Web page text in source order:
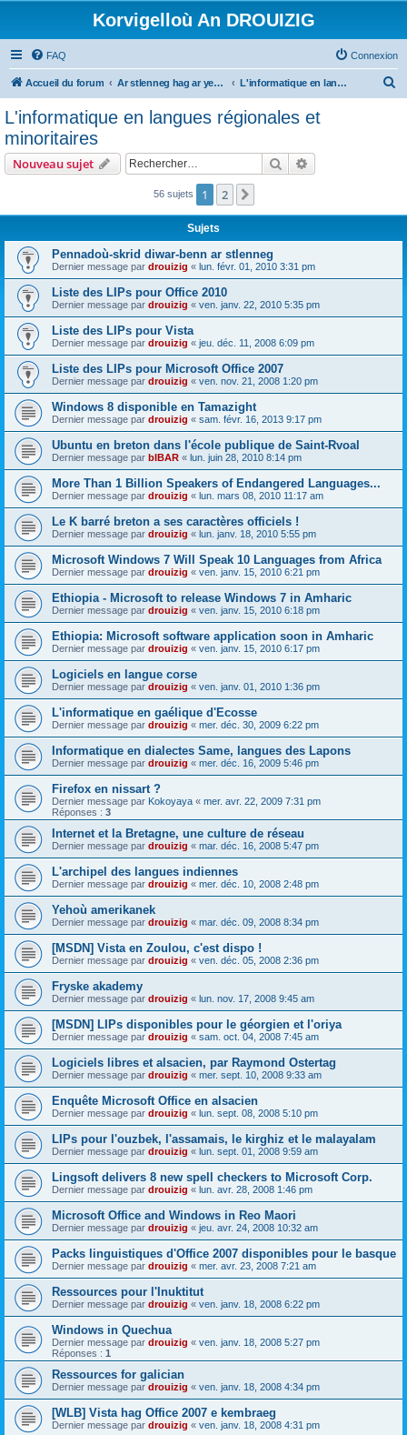
Korvigelloù An DROUIZIG
FAQ Connexion
Accueil du forum Ar stlenneg hag ar yezhoù bihan er bed a-bezh L'informatique en langues régionales et minoritaires
c
r
L'informatique en langues régionales et
minoritaires
Nouveau sujet Rechercher
56 sujets 1 2
Sujets
Pennadoù-skrid diwar-benn ar stlenneg
Dernier message par drouizig « lun. févr. 01, 2010 3:31 pm
Liste des LIPs pour Office 2010
Dernier message par drouizig « ven. janv. 22, 2010 5:35 pm
Liste des LIPs pour Vista
Dernier message par drouizig « jeu. déc. 11, 2008 6:09 pm
Liste des LIPs pour Microsoft Office 2007
Dernier message par drouizig « ven. nov. 21, 2008 1:20 pm
Windows 8 disponible en Tamazight
Dernier message par drouizig « sam. févr. 16, 2013 9:17 pm
Ubuntu en breton dans l'école publique de Saint-Rvoal
Dernier message par bIBAR « lun. juin 28, 2010 8:14 pm
More Than 1 Billion Speakers of Endangered Languages...
Dernier message par drouizig « lun. mars 08, 2010 11:17 am
Le K barré breton a ses caractères officiels !
Dernier message par drouizig « lun. janv. 18, 2010 5:55 pm
Microsoft Windows 7 Will Speak 10 Languages from Africa
Dernier message par drouizig « ven. janv. 15, 2010 6:21 pm
Ethiopia - Microsoft to release Windows 7 in Amharic
Dernier message par drouizig « ven. janv. 15, 2010 6:18 pm
Ethiopia: Microsoft software application soon in Amharic
Dernier message par drouizig « ven. janv. 15, 2010 6:17 pm
Logiciels en langue corse
Dernier message par drouizig « ven. janv. 01, 2010 1:36 pm
L'informatique en gaélique d'Ecosse
Dernier message par drouizig « mer. déc. 30, 2009 6:22 pm
Informatique en dialectes Same, langues des Lapons
Dernier message par drouizig « mer. déc. 16, 2009 5:46 pm
Firefox en nissart ?
Dernier message par Kokoyaya « mer. avr. 22, 2009 7:31 pm
Réponses : 3
Internet et la Bretagne, une culture de réseau
Dernier message par drouizig « mar. déc. 16, 2008 5:47 pm
L'archipel des langues indiennes
Dernier message par drouizig « mer. déc. 10, 2008 2:48 pm
Yehoù amerikanek
Dernier message par drouizig « mar. déc. 09, 2008 8:34 pm
[MSDN] Vista en Zoulou, c'est dispo !
Dernier message par drouizig « ven. déc. 05, 2008 2:36 pm
Fryske akademy
Dernier message par drouizig « lun. nov. 17, 2008 9:45 am
[MSDN] LIPs disponibles pour le géorgien et l'oriya
Dernier message par drouizig « sam. oct. 04, 2008 7:45 am
Logiciels libres et alsacien, par Raymond Ostertag
Dernier message par drouizig « mer. sept. 10, 2008 9:33 am
Enquête Microsoft Office en alsacien
Dernier message par drouizig « lun. sept. 08, 2008 5:10 pm
LIPs pour l'ouzbek, l'assamais, le kirghiz et le malayalam
Dernier message par drouizig « lun. sept. 01, 2008 9:59 am
Lingsoft delivers 8 new spell checkers to Microsoft Corp.
Dernier message par drouizig « lun. avr. 28, 2008 1:46 pm
Microsoft Office and Windows in Reo Maori
Dernier message par drouizig « jeu. avr. 24, 2008 10:32 am
Packs linguistiques d'Office 2007 disponibles pour le basque
Dernier message par drouizig « mer. avr. 23, 2008 7:21 am
Ressources pour l'Inuktitut
Dernier message par drouizig « ven. janv. 18, 2008 6:22 pm
Windows in Quechua
Dernier message par drouizig « ven. janv. 18, 2008 5:27 pm
Réponses : 1
Ressources for galician
Dernier message par drouizig « ven. janv. 18, 2008 4:34 pm
[WLB] Vista hag Office 2007 e kembraeg
Dernier message par drouizig « ven. janv. 18, 2008 4:31 pm